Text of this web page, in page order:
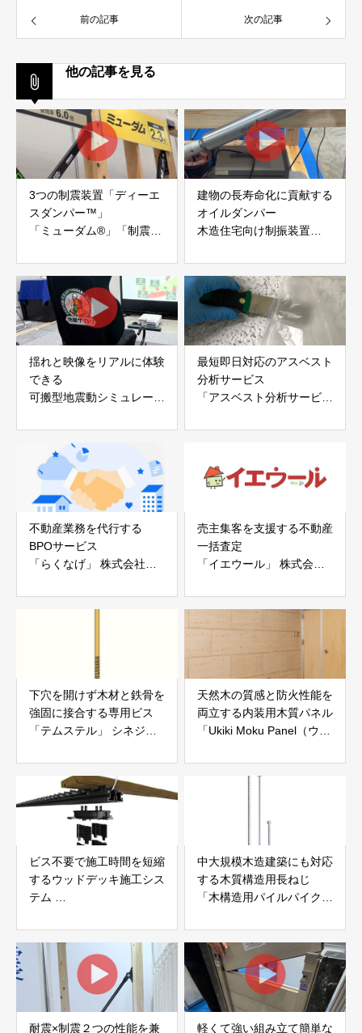
前の記事 次の記事
他の記事を見る
3つの制震装置「ディーエ
スダンパー™」
「ミューダム®」「制震テ
アイディールブレーン株式
会社
建物の長寿命化に貢献する
オイルダンパー
木造住宅向け制振装置
株式会社evoltz
揺れと映像をリアルに体験
できる
可搬型地震動シミュレータ
白山工業株式会社
最短即日対応のアスベスト
分析サービス
「アスベスト分析サービ
不動産業務を代行する
BPOサービス
「らくなげ」 株式会社い
売主集客を支援する不動産
一括査定
「イエウール」 株式会社
下穴を開けず木材と鉄骨を
強固に接合する専用ビス
「テムステル」 シネジッ
天然木の質感と防火性能を
両立する内装用木質パネル
「Ukiki Moku Panel（ウキ
社サンパテック
ビス不要で施工時間を短縮
するウッドデッキ施工シス
テム
JAPAN
中大規模木造建築にも対応
する木質構造用長ねじ
「木構造用パイルパイクビ
耐震×制震２つの性能を兼 軽くて強い組み立て簡単な